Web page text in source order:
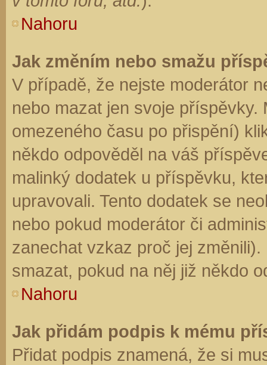
Nahoru
Jak změním nebo smažu
V případě, že nejste moderátor
nebo mazat jen svoje
omezeného času po přispění)
někdo odpověděl na váš
malinký dodatek u příspěvku,
upravovali. Tento dodatek se
nebo pokud moderátor či
zanechat vzkaz proč jej
smazat, pokud na něj již někdo
Nahoru
Jak přidám podpis k mému
Přidat podpis znamená, že si